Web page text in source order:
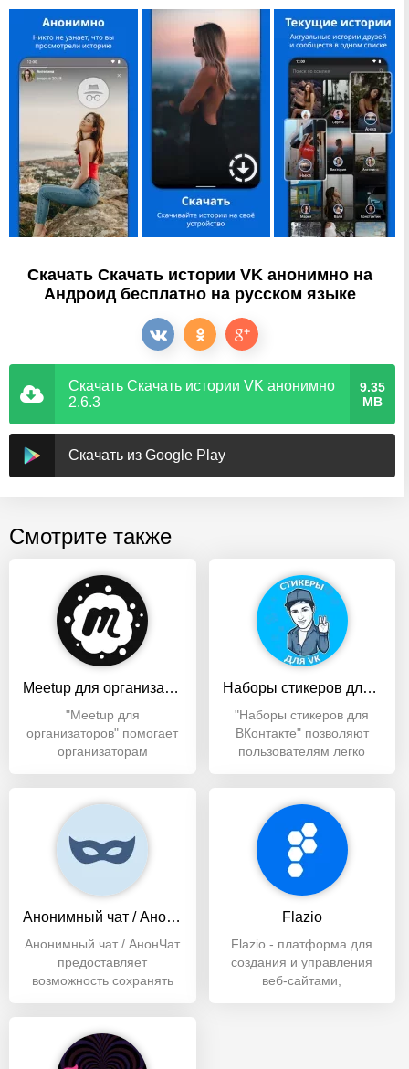
Скачать Скачать истории VK анонимно на
Андроид бесплатно на русском языке
Скачать Скачать истории VK анонимно
2.6.3
9.35
MB
Скачать из Google Play
Смотрите также
Meetup для организаторов
"Meetup для
организаторов" помогает
организаторам
взаимодействовать
Наборы стикеров для Вконтакте
"Наборы стикеров для
ВКонтакте" позволяют
пользователям легко
Анонимный чат / АнонЧат
Анонимный чат / АнонЧат
предоставляет
возможность сохранять
идеально подходит
Flazio
Flazio - платформа для
создания и управления
веб-сайтами,